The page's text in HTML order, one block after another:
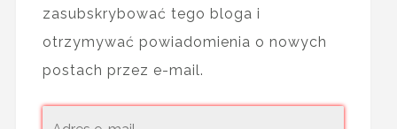
zasubskrybować tego bloga i
otrzymywać powiadomienia o nowych
postach przez e-mail.